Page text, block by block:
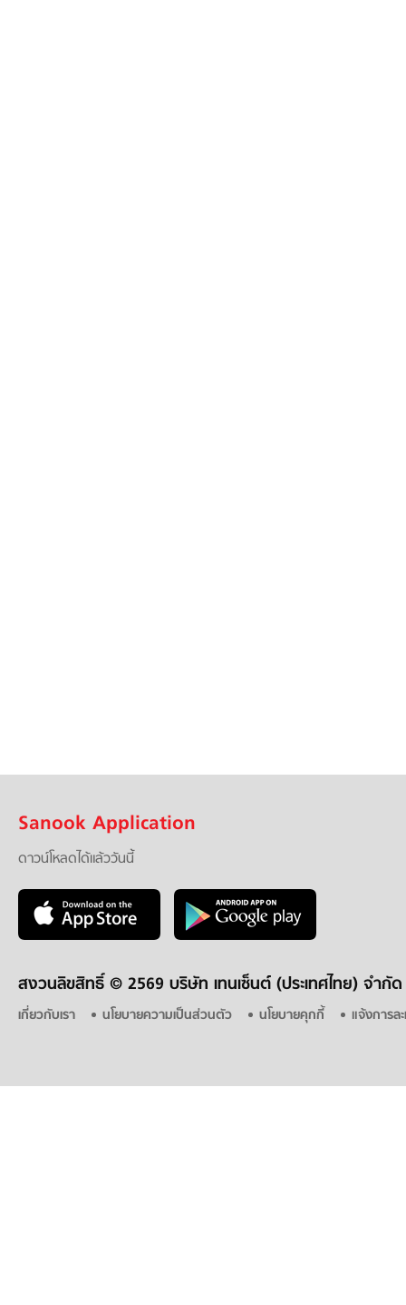
Sanook Application
ดาวน์โหลดได้แล้ววันนี้
สงวนลิขสิทธิ์ © 2569 บริษัท เทนเซ็นต์ (ประเทศไทย) จำกัด
เกี่ยวกับเรา นโยบายความเป็นส่วนตัว นโยบายคุกกี้ แจ้งการล